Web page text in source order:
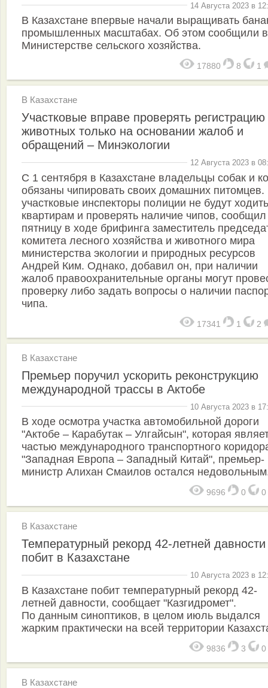
14 Августа 2023 в
В Казахстане впервые начали выращивать
промышленных масштабах. Об этом сообщили в
Министерстве сельского хозяйства.
17880 8 1
В Казахстане
Участковые вправе проверять регистрацию
животных только на основании жалоб и
обращений – Минэкологии
12 Августа 2023 в
С 1 сентября в Казахстане владельцы собак и
обязаны чипировать своих домашних
участковые инспекторы полиции не будут
квартирам и проверять наличие чипов,
пятницу в ходе брифинга заместитель
комитета лесного хозяйства и животного мира
министерства экологии и природных ресурсов
Андрей Ким. Однако, добавил он, при наличии
жалоб правоохранительные органы могут
проверку либо задать вопросы о наличии
чипа.
17341 1 2
В Казахстане
Премьер поручил ускорить реконструкцию
международной трассы в Актобе
10 Августа 2023 в
В ходе осмотра участка автомобильной дороги
"Актобе – Карабутак – Улгайсын", которая
частью международного транспортного
"Западная Европа – Западный Китай", премьер-
министр Алихан Смаилов остался
9696 0 0
В Казахстане
Температурный рекорд 42-летней давности
побит в Казахстане
10 Августа 2023 в
В Казахстане побит температурный рекорд 42-
летней давности, сообщает "Казгидромет".
По данным синоптиков, в целом июль выдался
жарким практически на всей территории
9836 3 0
В Казахстане